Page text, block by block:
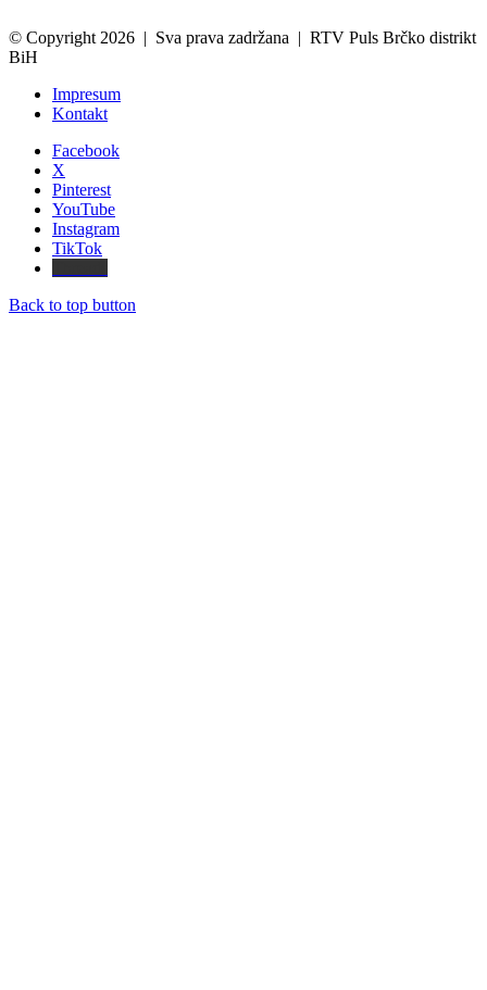
© Copyright 2026 | Sva prava zadržana | RTV Puls Brčko distrikt
BiH
Impresum
Kontakt
Facebook
X
Pinterest
YouTube
Instagram
TikTok
Back to top button